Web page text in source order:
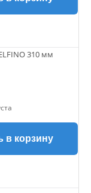
310 мм
в корзину